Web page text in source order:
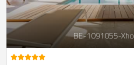
BE-1091055-